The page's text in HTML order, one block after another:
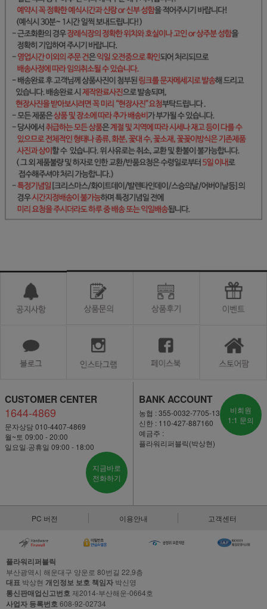
CUSTOMER CENTER
1644-4869
문자상담 010-4407-4869
월~토 09:00 - 20:00
일요일·공휴일 09:00 - 18:00
지금바로
전화하기
BANK ACCOUNT
농협 : 355-0032-7705-13
신한 : 110-427-887160
예금주 :
플라워리퍼블릭(박상현)
비회원
1:1 문의
PC 버전 이용안내 고객센터
플라워리퍼블릭
부산광역시 해운대구 양운로 80번길 22,9층
대표 박상현 개인정보 보호 책임자 박신영
통신판매업신고번호제2014-부산해운-0664호
사업자 등록번호608-92-02734